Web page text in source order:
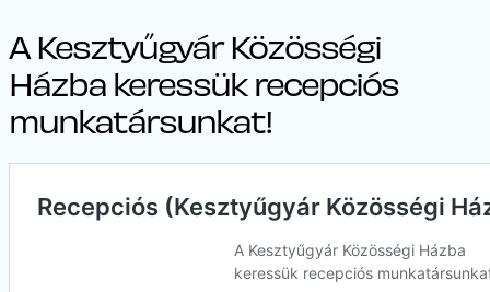
A Kesztyűgyár Közösségi
Házba keressük recepciós
munkatársunkat!